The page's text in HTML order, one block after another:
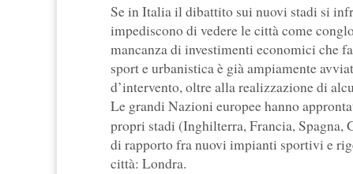
Se in Italia il dibattito sui nuovi stadi si
impediscono di vedere le città come
mancanza di investimenti economici che
sport e urbanistica è già ampiamente
d’intervento, oltre alla realizzazione di
Le grandi Nazioni europee hanno
propri stadi (Inghilterra, Francia, Spagna,
di rapporto fra nuovi impianti sportivi e
città: Londra.